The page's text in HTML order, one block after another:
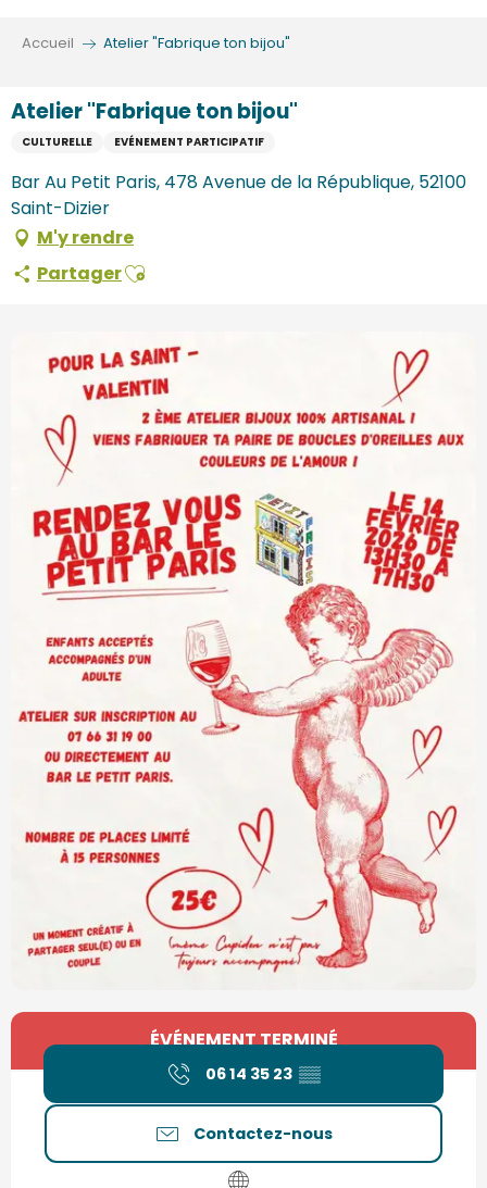
Accueil Atelier "Fabrique ton bijou"
Atelier "Fabrique ton bijou"
CULTURELLE EVÉNEMENT PARTICIPATIF
Bar Au Petit Paris, 478 Avenue de la République, 52100
Saint-Dizier
M'y rendre
PartagerAjouter aux favoris
Ouverture et coordonnées
ÉVÉNEMENT TERMINÉ
06 14 35 23 ▒▒
Contactez-nous